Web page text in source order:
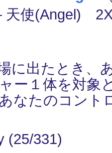
天使(Angel)
に出たとき、
ー１体を対象
なたのコント
(25/331)